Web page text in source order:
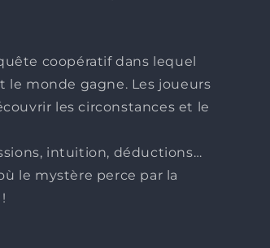
coopératif dans lequel
monde gagne. Les joueurs
les circonstances et le
intuition, déductions…
le mystère perce par la